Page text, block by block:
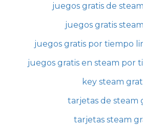
juegos gratis de
juegos gratis
juegos gratis por tiempo
juegos gratis en steam por
key steam
tarjetas de steam
tarjetas steam